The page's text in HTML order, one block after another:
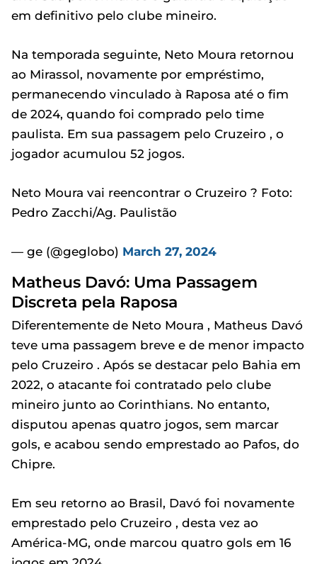
em definitivo pelo clube mineiro.
Na temporada seguinte, Neto Moura retornou
ao Mirassol, novamente por empréstimo,
permanecendo vinculado à Raposa até o fim
de 2024, quando foi comprado pelo time
paulista. Em sua passagem pelo Cruzeiro , o
jogador acumulou 52 jogos.
Neto Moura vai reencontrar o Cruzeiro ? Foto:
Pedro Zacchi/Ag. Paulistão
— ge (@geglobo) March 27, 2024
Matheus Davó: Uma Passagem
Discreta pela Raposa
Diferentemente de Neto Moura , Matheus Davó
teve uma passagem breve e de menor impacto
pelo Cruzeiro . Após se destacar pelo Bahia em
2022, o atacante foi contratado pelo clube
mineiro junto ao Corinthians. No entanto,
disputou apenas quatro jogos, sem marcar
gols, e acabou sendo emprestado ao Pafos, do
Chipre.
Em seu retorno ao Brasil, Davó foi novamente
emprestado pelo Cruzeiro , desta vez ao
América-MG, onde marcou quatro gols em 16